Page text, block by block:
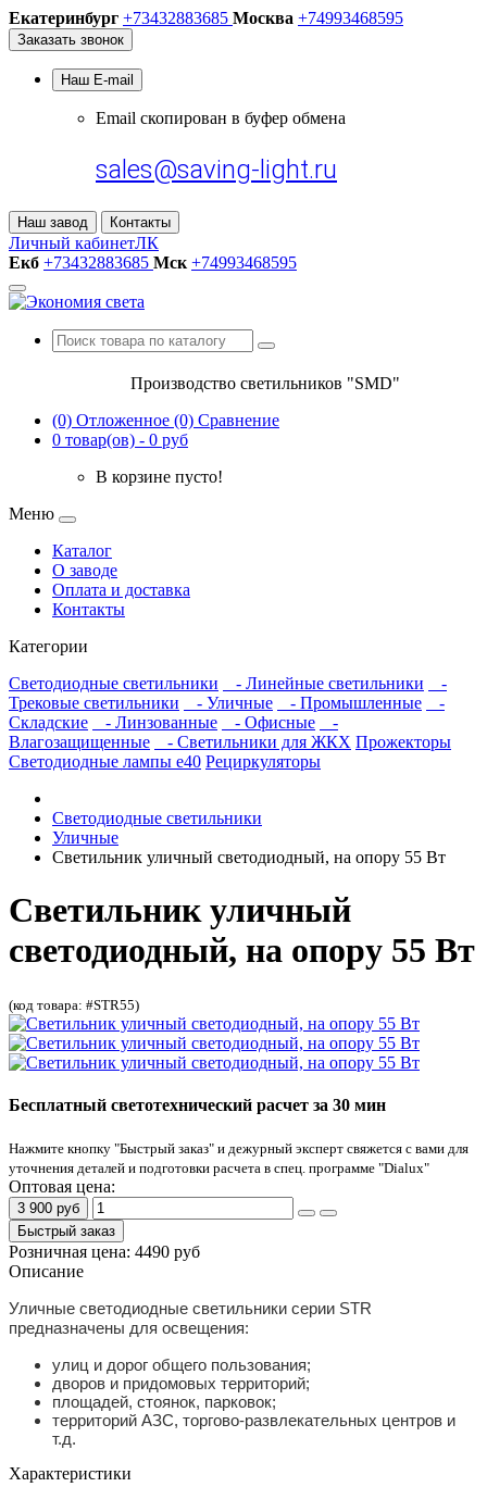
Екатеринбург +73432883685 Москва +74993468595
Заказать звонок
Наш E-mail
Email скопирован в буфер обмена
sales@saving-light.ru
Наш завод Контакты
Личный кабинетЛК
Екб +73432883685 Мск +74993468595
Производство светильников "SMD"
(0) Отложенное (0) Сравнение
0 товар(ов) - 0 руб
В корзине пусто!
Меню
Каталог
О заводе
Оплата и доставка
Контакты
Категории
Светодиодные светильники
- Линейные светильники
-
Трековые светильники
- Уличные - Промышленные
-
Складские
- Линзованные - Офисные
-
Влагозащищенные
- Светильники для ЖКХ Прожекторы
Светодиодные лампы е40 Рециркуляторы
Светодиодные светильники
Уличные
Светильник уличный светодиодный, на опору 55 Вт
Светильник уличный
светодиодный, на опору 55 Вт
(код товара: #STR55)
Бесплатный светотехнический расчет за 30 мин
Нажмите кнопку "Быстрый заказ" и дежурный эксперт свяжется с вами для
уточнения деталей и подготовки расчета в спец. программе "Dialux"
Оптовая цена:
3 900 руб
Быстрый заказ
Розничная цена: 4490 руб
Описание
Уличные светодиодные светильники серии STR
предназначены для освещения:
улиц и дорог общего пользования;
дворов и придомовых территорий;
площадей, стоянок, парковок;
территорий АЗС, торгово-развлекательных центров и
т.д.
Характеристики